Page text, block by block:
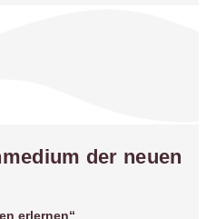
der neuen
erlernen“